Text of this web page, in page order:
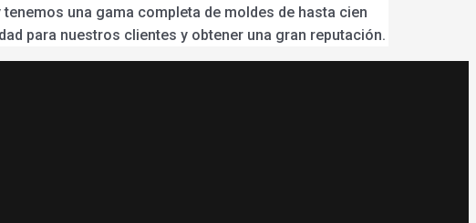
una gama completa de moldes de hasta cien
para nuestros clientes y obtener una gran reputación.